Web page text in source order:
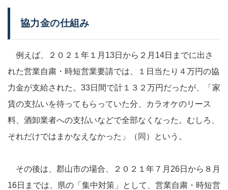
協力金の仕組み
例えば、２０２１年１月13日から２月14日までに出さ
れた営業自粛・時短営業要請では、１日当たり４万円の協
力金が支給された。33日間で計１３２万円だったが、「家
賃の支払いを待ってもらっていた分、カラオケのリース
料、酒卸業者への支払いなどで全部なくなった。むしろ、
それだけではまかなえなかった」（同）という。
その後は、郡山市の場合、２０２１年７月26日から８月
16日までは、県の「集中対策」として、営業自粛・時短営